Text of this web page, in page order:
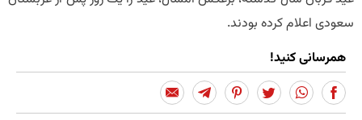
سعودی اعلام کرده بودند.
همرسانی کنید!